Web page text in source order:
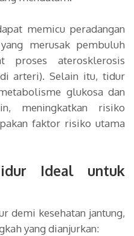
memicu peradangan
merusak pembuluh
proses aterosklerosis
arteri). Selain itu, tidur
glukosa dan
meningkatkan risiko
faktor risiko utama
Ideal untuk
demi kesehatan jantung,
yang dianjurkan: